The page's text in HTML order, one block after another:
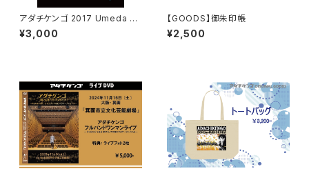
アダチケンゴ 2017 Umeda T
RAD ワンマンライブ DVD
¥3,000
【GOODS】御朱印帳
¥2,500